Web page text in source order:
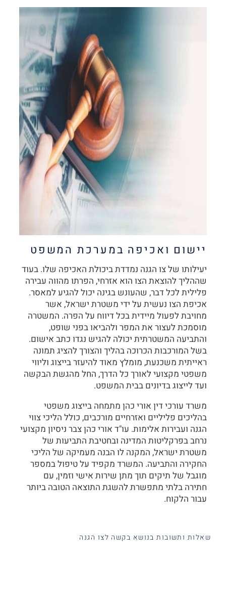
יישום ואכיפה במערכת המשפט
יעילותו של צו הגנה נמדדת ביכולת האכיפה שלו. בעוד
שההליך להוצאת הצו הוא אזרחי, הפרתו מהווה עבירה
פלילית לכל דבר, שהעונש בגינה יכול להגיע למאסר.
אכיפת הצו נעשית על ידי משטרת ישראל, אשר
מחויבת לפעול מיידית בכל דיווח על הפרה. המשטרה
מוסמכת לעצור את המפר ולהביאו בפני שופט,
והתביעה המשטרתית יכולה להגיש נגדו כתב אישום.
בשל המורכבות הכרוכה בהליך והצורך להציג תמונה
ראייתית משכנעת, מומלץ מאוד להיעזר בייצוג וליווי
משפטי מקצועי לאורך כל הדרך, החל מהגשת הבקשה
ועד לייצוג בדיונים בבית המשפט.
משרד עורכי דין אורי כהן מתמחה בייצוג משפטי
בהליכים פליליים ואזרחיים מורכבים, כולל הליכי צווי
הגנה ועבירות אלימות. עו"ד אורי כהן צבר ניסיון מקצועי
נרחב בפרקליטות המדינה ובחטיבת התביעות של
משטרת ישראל, המקנה לו הבנה מעמיקה של הליכי
החקירה והתביעה. המשרד מקפיד על טיפול במספר
מוגבל של תיקים תוך מתן שירות אישי וזמין, עם
חתירה בלתי מתפשרת להשגת התוצאה הטובה ביותר
עבור הלקוח.
שאלות ותשובות בנושא בקשה לצו הגנה